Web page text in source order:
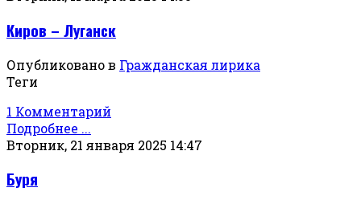
Киров – Луганск
Опубликовано в Гражданская лирика
Теги
1 Комментарий
Подробнее ...
Вторник, 21 января 2025 14:47
Буря